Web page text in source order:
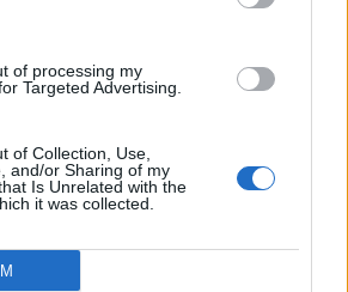
of processing my
Targeted Advertising.
of Collection, Use,
and/or Sharing of my
Is Unrelated with the
it was collected.
E NON SOLO: TECNOGAZZETTA
I 5.000 CANALI A LIVELLO
A 37 PAESI CON IL LANCIO IN